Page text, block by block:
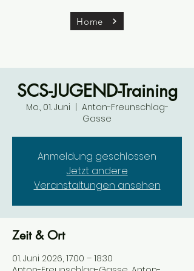
Home
SCS-JUGEND-Training
Mo., 01. Juni
Anton-Freunschlag-
Gasse
Anmeldung geschlossen
Jetzt andere
Veranstaltungen ansehen
Zeit & Ort
01. Juni 2026, 17:00 – 18:30